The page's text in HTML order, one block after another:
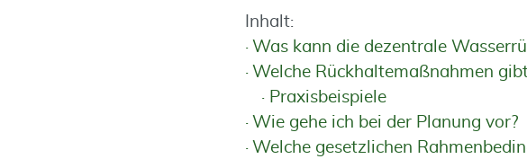
Inhalt:
Was kann die dezentrale
Welche Rückhaltemaßnahmen
Praxisbeispiele
Wie gehe ich bei der Planung vor?
Welche gesetzlichen